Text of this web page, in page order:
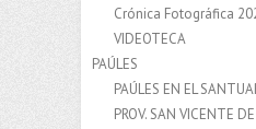
Crónica Fotográfica
VIDEOTECA
PAÚLES
PAÚLES EN EL
PROV. SAN VICENTE